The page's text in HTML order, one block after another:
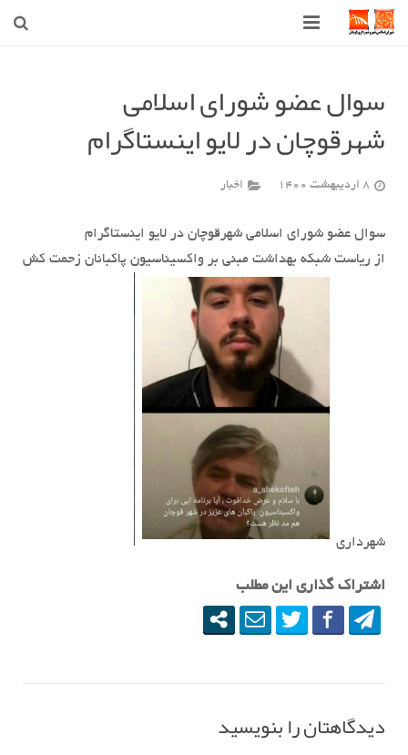
شهرداری
شورای اسلامی شهر قوچان
اخبار روز
قوچان
سوال عضو شورای اسلامی
شهرقوچان در لایو اینستاگرام
8 اردیبهشت 1400 اخبار
سوال عضو شورای اسلامی شهرقوچان در لایو اینستاگرام
از ریاست شبکه بهداشت مبنی بر واکسیناسیون پاکبانان زحمت کش
شهرداری
اشتراک گذاری این مطلب
دیدگاهتان را بنویسید